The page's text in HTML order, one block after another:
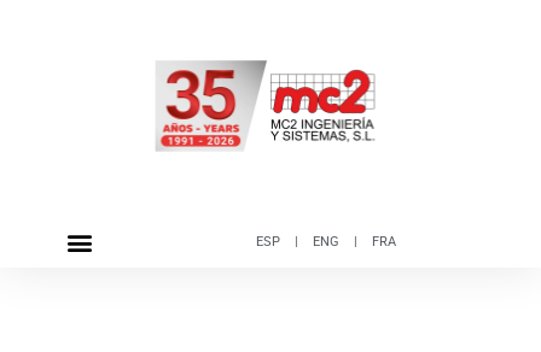
ESP ENG FRA